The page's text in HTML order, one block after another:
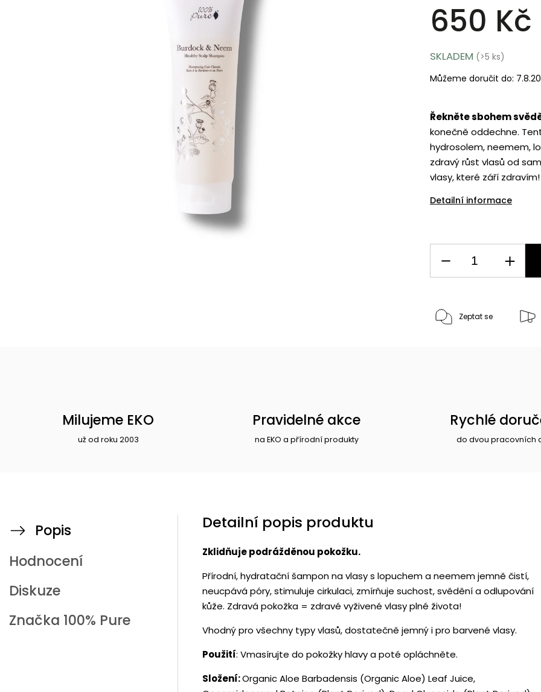
650 Kč
Řekněte sbohem
konečně oddechne.
hydrosolem, neemem,
zdravý růst vlasů od
vlasy, které září zdravím!
Detailní informace
SKLADEM (>5 ks)
Můžeme doručit do:
Zeptat se
Milujeme EKO
už od roku 2003
Pravidelné akce
na EKO a přírodní produkty
Rychlé
do dvou pracovních
Popis
Hodnocení
Diskuze
Značka 100% Pure
Detailní popis produktu
Zklidňuje podrážděnou pokožku.
Přírodní, hydratační šampon na vlasy s lopuchem a neemem jemně čistí,
neucpává póry, stimuluje cirkulaci, zmírňuje suchost, svědění a odlupování
kůže. Zdravá pokožka = zdravé vyživené vlasy plné života!
Vhodný pro všechny typy vlasů, dostatečně jemný i pro barvené vlasy.
Použití: Vmasírujte do pokožky hlavy a poté opláchněte.
Složení:Organic Aloe Barbadensis (Organic Aloe) Leaf Juice,